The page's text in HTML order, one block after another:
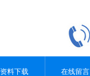
资料下载 在线留言